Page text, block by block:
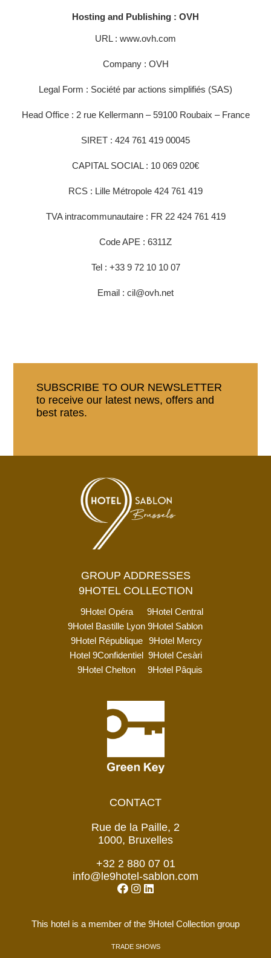
Hosting and Publishing : OVH
URL : www.ovh.com
Company : OVH
Legal Form : Société par actions simplifiés (SAS)
Head Office : 2 rue Kellermann – 59100 Roubaix – France
SIRET : 424 761 419 00045
CAPITAL SOCIAL : 10 069 020€
RCS : Lille Métropole 424 761 419
TVA intracommunautaire : FR 22 424 761 419
Code APE : 6311Z
Tel : +33 9 72 10 10 07
Email : cil@ovh.net
SUBSCRIBE TO OUR NEWSLETTER
to receive our latest news, offers and
best rates.
GROUP ADDRESSES
9HOTEL COLLECTION
9Hotel Opéra
9Hotel Central
9Hotel Bastille Lyon 9Hotel Sablon
9Hotel République
9Hotel Mercy
Hotel 9Confidentiel 9Hotel Cesàri
9Hotel Chelton
9Hotel Pâquis
CONTACT
Rue de la Paille, 2
1000, Bruxelles
+32 2 880 07 01
info@le9hotel-sablon.com
This hotel is a member of the 9Hotel Collection group
TRADE SHOWS
GROUPS & BUSINESS
OUR COMMITMENT